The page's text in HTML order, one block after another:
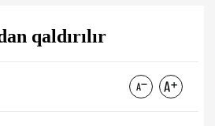
qaldırılır